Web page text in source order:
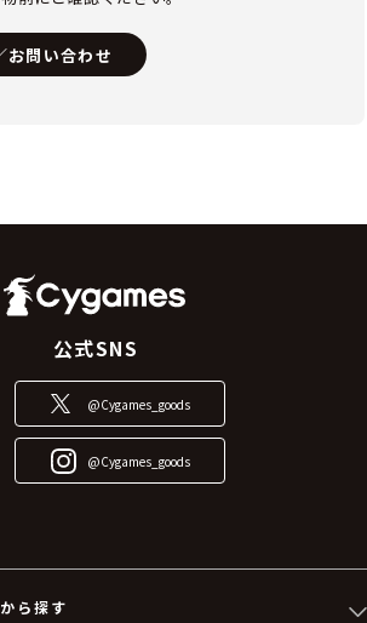
お問い合わせ
公式SNS
@Cygames_goods
@Cygames_goods
ら探す